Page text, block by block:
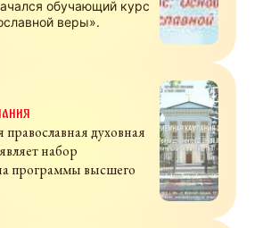
обучающий курс
веры».
духовная
набор
программы высшего